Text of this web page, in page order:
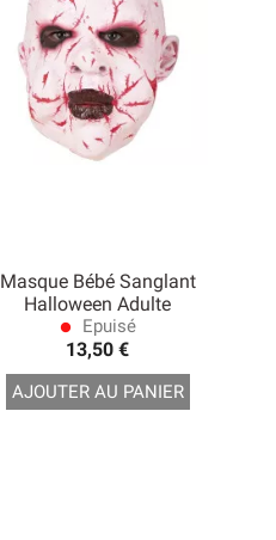
Masque Bébé Sanglant
Halloween Adulte
lens Epuisé
13,50 €
AJOUTER AU PANIER